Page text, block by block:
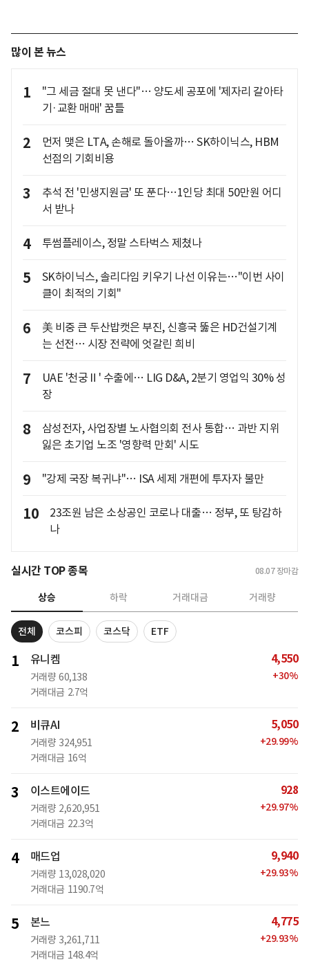
많이 본 뉴스
1
"그 세금 절대 못 낸다"… 양도세 공포에 '제자리 갈아타
기·교환 매매' 꿈틀
2
먼저 맺은 LTA, 손해로 돌아올까… SK하이닉스, HBM
선점의 기회비용
3
추석 전 '민생지원금' 또 푼다…1인당 최대 50만원 어디
서 받나
4 투썸플레이스, 정말 스타벅스 제쳤나
5
SK하이닉스, 솔리다임 키우기 나선 이유는…"이번 사이
클이 최적의 기회"
6
美 비중 큰 두산밥캣은 부진, 신흥국 뚫은 HD건설기계
는 선전… 시장 전략에 엇갈린 희비
7
UAE '천궁Ⅱ' 수출에… LIG D&A, 2분기 영업익 30% 성
장
8
삼성전자, 사업장별 노사협의회 전사 통합… 과반 지위
잃은 초기업 노조 '영향력 만회' 시도
9 "강제 국장 복귀냐"… ISA 세제 개편에 투자자 불만
10
23조원 남은 소상공인 코로나 대출… 정부, 또 탕감하
나
실시간 TOP 종목 08.07 장마감
상승 하락 거래대금 거래량
전체 코스피 코스닥 ETF
1 유니켐
거래량 60,138
거래대금 2.7억
4,550
+30%
2 비큐AI
거래량 324,951
거래대금 16억
5,050
+29.99%
3 이스트에이드
거래량 2,620,951
거래대금 22.3억
928
+29.97%
4 매드업
거래량 13,028,020
거래대금 1190.7억
9,940
+29.93%
5 본느
거래량 3,261,711
거래대금 148.4억
4,775
+29.93%